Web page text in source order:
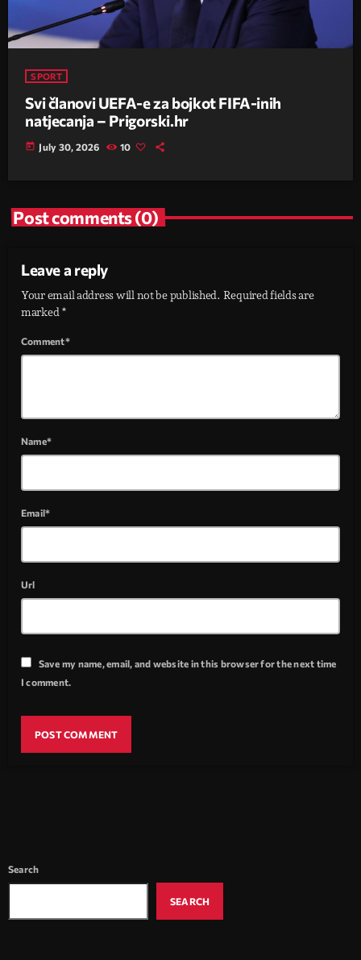
SPORT
Svi članovi UEFA-e za bojkot FIFA-inih
natjecanja – Prigorski.hr
today July 30, 2026 10
Post comments (0)
Leave a reply
Your email address will not be published. Required fields are
marked *
Comment*
Name*
Email*
Url
Save my name, email, and website in this browser for the next time
I comment.
Search
SEARCH